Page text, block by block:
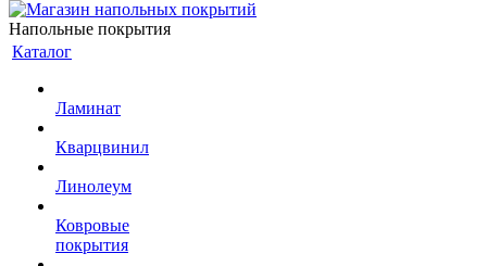
Напольные покрытия
Каталог
Ламинат
Кварцвинил
Линолеум
Ковровые
покрытия